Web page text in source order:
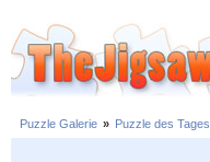
Puzzle Galerie » Puzzle des Tages